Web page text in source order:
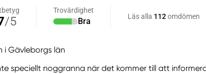
i Gävleborgs län
speciellt noggranna när det kommer till att